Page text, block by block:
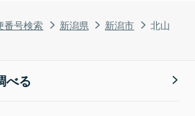
番号検索 新潟県 新潟市 北山
べる